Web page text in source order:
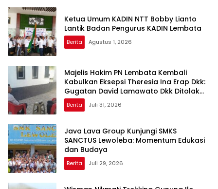
Ketua Umum KADIN NTT Bobby Lianto
Lantik Badan Pengurus KADIN Lembata
Berita Agustus 1, 2026
Majelis Hakim PN Lembata Kembali
Kabulkan Eksepsi Theresia Ina Erap Dkk:
Gugatan David Lamawato Dkk Ditolak
untuk Keempat Kalinya
Berita Juli 31, 2026
Java Lava Group Kunjungi SMKS
SANCTUS Lewoleba: Momentum Edukasi
dan Budaya
Berita Juli 29, 2026